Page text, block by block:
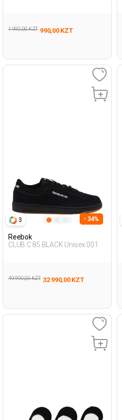
1 990,00 KZT 990,00 KZT
3 - 34%
Reebok
CLUB C 85 BLACK Unisex 001
49 990,00 KZT 32 990,00 KZT